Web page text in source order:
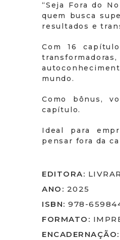
“Seja Fora do
quem busca
resultados e
Com 16
mundo.
Como bônus,
capítulo.
Ideal para
pensar fora da
EDITORA:
ANO: 2025
ISBN: 978-
FORMATO:
ENCADERNAÇÃO: